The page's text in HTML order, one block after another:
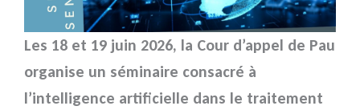
Les 18 et 19 juin 2026, la Cour d’appel de Pau
organise un séminaire consacré à
l’intelligence artificielle dans le traitement